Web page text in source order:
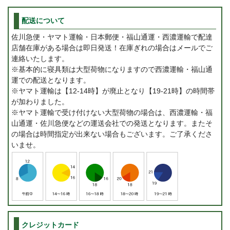
配送について
佐川急便・ヤマト運輸・日本郵便・福山通運・西濃運輸で配達
店舗在庫がある場合は即日発送！在庫ぎれの場合はメールでご
連絡いたします。
※基本的に寝具類は大型荷物になりますので西濃運輸・福山通
運での配送となります。
※ヤマト運輸は【12-14時】が廃止となり【19-21時】の時間帯
が加わりました。
※ヤマト運輸で受け付けない大型荷物の場合は、西濃運輸・福
山通運・佐川急便などの運送会社での発送となります。またそ
の場合は時間指定が出来ない場合もございます。ご了承くださ
いませ。
クレジットカード